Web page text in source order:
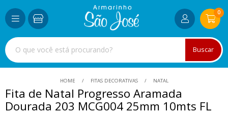
Buscar
0
HOME FITAS DECORATIVAS NATAL
Fita de Natal Progresso Aramada
Dourada 203 MCG004 25mm 10mts FL